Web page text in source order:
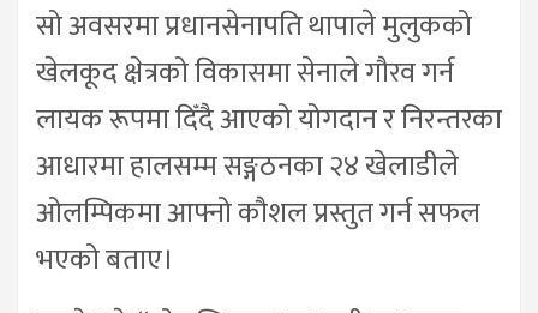
सो अवसरमा प्रधानसेनापति थापाले मुलुकको
खेलकूद क्षेत्रको विकासमा सेनाले गौरव गर्न
लायक रूपमा दिँदै आएको योगदान र निरन्तरका
आधारमा हालसम्म सङ्गठनका २४ खेलाडीले
ओलम्पिकमा आफ्नो कौशल प्रस्तुत गर्न सफल
भएको बताए।